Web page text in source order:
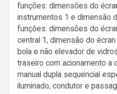
funções: dimensões do
instrumentos 1 e dimensão
funções: dimensões do
central 1, dimensão do
bola e não elevador de
traseiro com acionamento a
manual dupla sequencial
iluminado, condutor e